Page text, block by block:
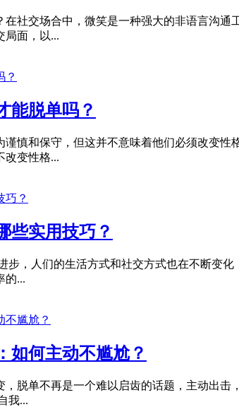
在社交场合中，微笑是一种强大的非语言沟
局面，以...
能脱单吗？
慎和保守，但这并不意味着他们必须改变
改变性格...
些实用技巧？
步，人们的生活方式和社交方式也在不断变
的...
如何主动不尴尬？
，脱单不再是一个难以启齿的话题，主动出
我...